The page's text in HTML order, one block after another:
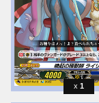
1